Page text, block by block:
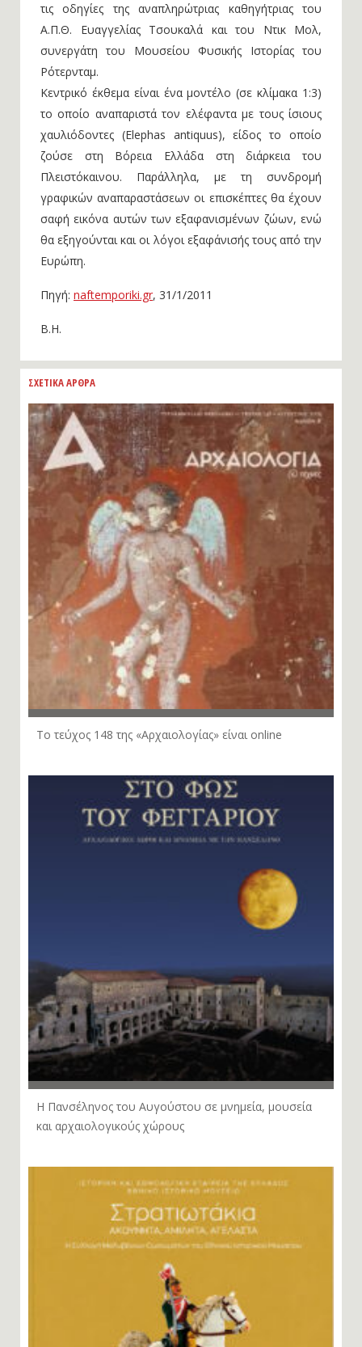
τις οδηγίες της αναπληρώτριας καθηγήτριας του
Α.Π.Θ. Ευαγγελίας Τσουκαλά και του Ντικ Μολ,
συνεργάτη του Μουσείου Φυσικής Ιστορίας του
Ρότερνταμ.
Κεντρικό έκθεμα είναι ένα μοντέλο (σε κλίμακα 1:3)
το οποίο αναπαριστά τον ελέφαντα με τους ίσιους
χαυλιόδοντες (Elephas antiquus), είδος το οποίο
ζούσε στη Βόρεια Ελλάδα στη διάρκεια του
Πλειστόκαινου. Παράλληλα, με τη συνδρομή
γραφικών αναπαραστάσεων οι επισκέπτες θα έχουν
σαφή εικόνα αυτών των εξαφανισμένων ζώων, ενώ
θα εξηγούνται και οι λόγοι εξαφάνισής τους από την
Ευρώπη.
Πηγή: naftemporiki.gr, 31/1/2011
Β.Η.
ΣΧΕΤΙΚΑ ΑΡΘΡΑ
Το τεύχος 148 της «Αρχαιολογίας» είναι online
Η Πανσέληνος του Αυγούστου σε μνημεία, μουσεία
και αρχαιολογικούς χώρους